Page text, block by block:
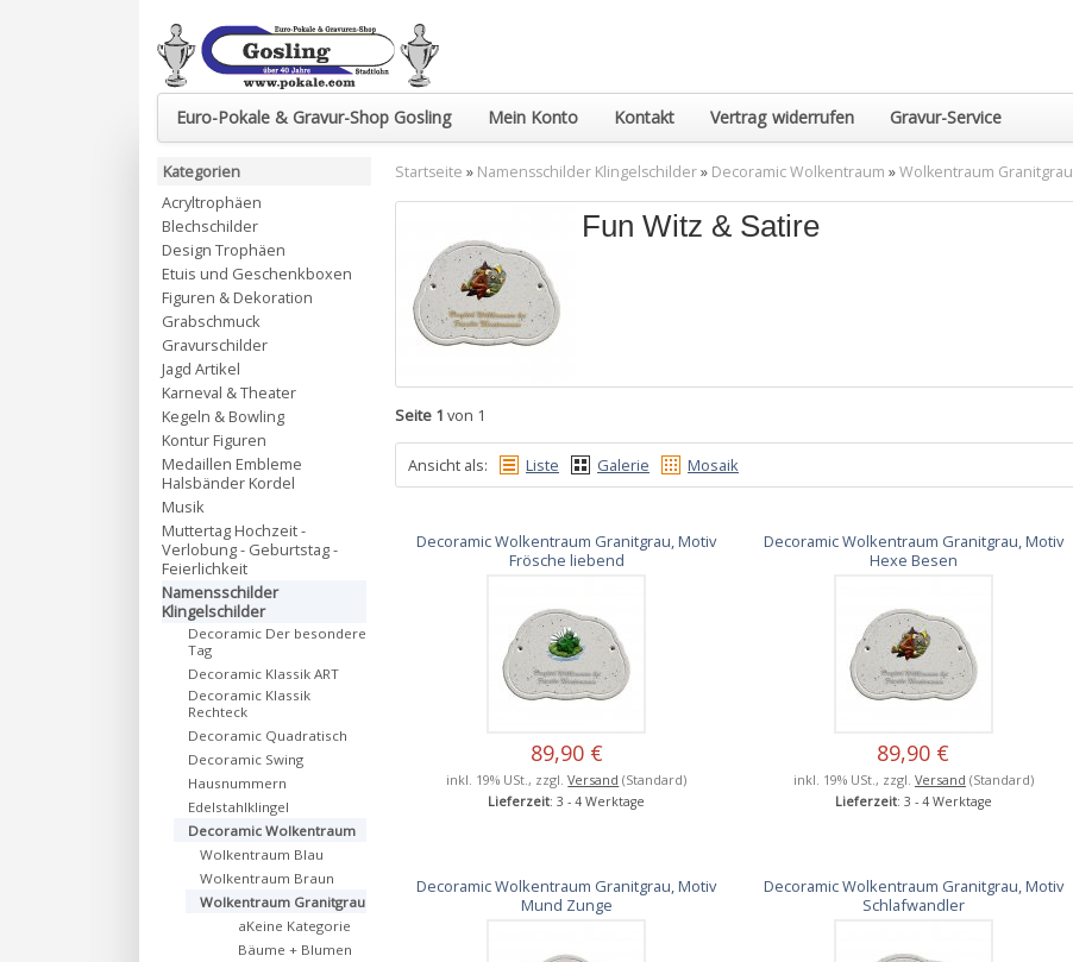
Euro-Pokale & Gravur-Shop Gosling Mein Konto Kontakt Vertrag widerrufen Gravur-Service
Startseite » Namensschilder Klingelschilder» Decoramic Wolkentraum »Wolkentraum Granitgrau
Fun Witz & Satire
Seite 1 von 1
Ansicht als: Liste Galerie Mosaik
Decoramic Wolkentraum Granitgrau, Motiv
Frösche liebend
89,90 €
inkl. 19% USt., zzgl.Versand (Standard)
Lieferzeit: 3 - 4 Werktage
Decoramic Wolkentraum Granitgrau, Motiv
Hexe Besen
89,90 €
inkl. 19% USt., zzgl. Versand (Standard)
Lieferzeit: 3 - 4 Werktage
Decoramic Wolkentraum Granitgrau, Motiv
Mund Zunge
Decoramic Wolkentraum Granitgrau, Motiv
Schlafwandler
Kategorien
Acryltrophäen
Blechschilder
Design Trophäen
Etuis und Geschenkboxen
Figuren & Dekoration
Grabschmuck
Gravurschilder
Jagd Artikel
Karneval & Theater
Kegeln & Bowling
Kontur Figuren
Medaillen Embleme
Halsbänder Kordel
Musik
Muttertag Hochzeit -
Verlobung - Geburtstag -
Feierlichkeit
Namensschilder
Klingelschilder
Decoramic Der besondere
Tag
Decoramic Klassik ART
Decoramic Klassik
Rechteck
Decoramic Quadratisch
Decoramic Swing
Hausnummern
Edelstahlklingel
Decoramic Wolkentraum
Wolkentraum Blau
Wolkentraum Braun
Wolkentraum Granitgrau
aKeine Kategorie
Bäume + Blumen